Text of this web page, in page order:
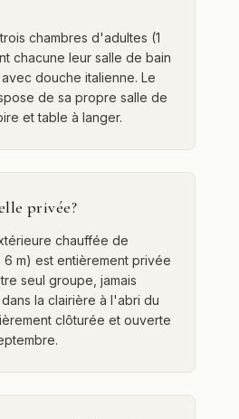
chambres d'adultes (1
chacune leur salle de bain
douche italienne. Le
de sa propre salle de
et table à langer.
privée?
chauffée de
6 m) est entièrement privée
seul groupe, jamais
la clairière à l'abri du
clôturée et ouverte